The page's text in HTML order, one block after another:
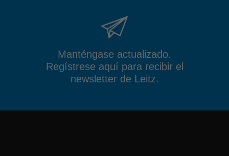
Manténgase actualizado.
Regístrese aquí para recibir el
newsletter de Leitz.